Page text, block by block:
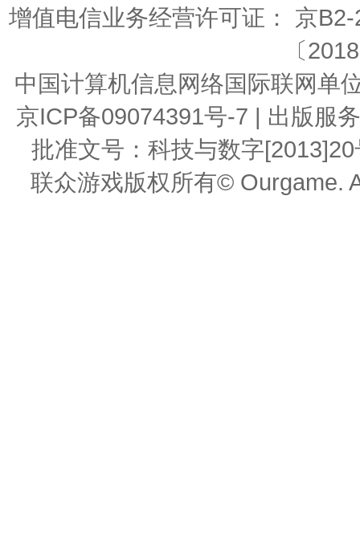
增值电信业务经营许可证： 京
〔
中国计算机信息网络国际联网单
京ICP备09074391号-7 | 出版服
批准文号：科技与数字
联众游戏版权所有© Ourgame.